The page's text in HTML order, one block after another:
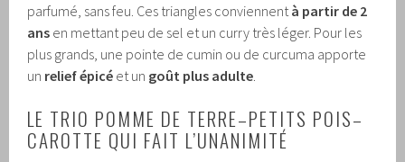
parfumé, sans feu. Ces triangles conviennent à partir de 2
ans en mettant peu de sel et un curry très léger. Pour les
plus grands, une pointe de cumin ou de curcuma apporte
un relief épicé et un goût plus adulte
LE TRIO POMME DE TERRE–PETITS POIS–
CAROTTE QUI FAIT L’UNANIMITÉ